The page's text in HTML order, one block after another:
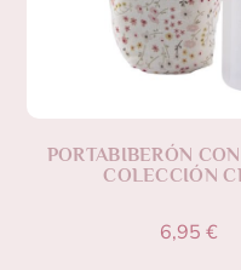
PORTABIBERÓN
COLECCIÓN
6,95 €